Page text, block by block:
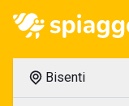
Bisenti